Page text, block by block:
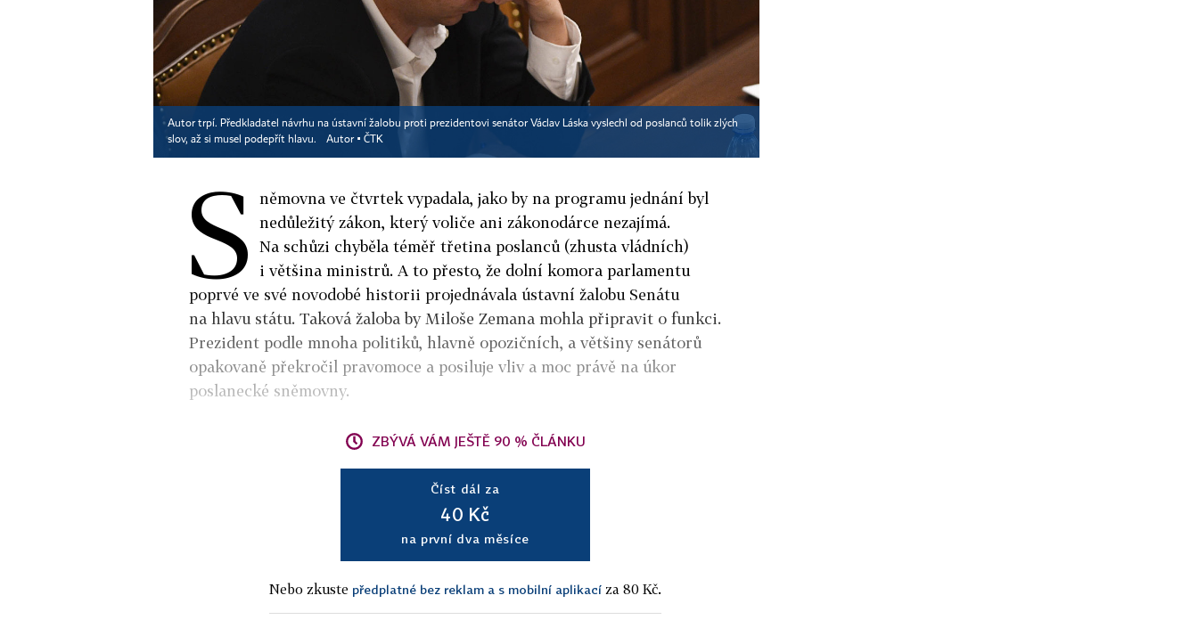
Autor trpí. Předkladatel návrhu na ústavní žalobu proti prezidentovi senátor Václav Láska vyslechl od poslanců tolik zlých
slov, až si musel podepřít hlavu.
Autor ▪ ČTK
S
němovna ve čtvrtek vypadala, jako by na programu jednání byl
nedůležitý zákon, který voliče ani zákonodárce nezajímá.
Na schůzi chyběla téměř třetina poslanců (zhusta vládních)
i většina ministrů. A to přesto, že dolní komora parlamentu
poprvé ve své novodobé historii projednávala ústavní žalobu Senátu
na hlavu státu. Taková žaloba by Miloše Zemana mohla připravit o funkci.
Prezident podle mnoha politiků, hlavně opozičních, a většiny senátorů
opakovaně překročil pravomoce a posiluje vliv a moc právě na úkor
poslanecké sněmovny.
ZBÝVÁ VÁM JEŠTĚ 90 % ČLÁNKU
Číst dál za
40 Kč
na první dva měsíce
Nebo zkuste předplatné bez reklam a s mobilní aplikací za 80 Kč.